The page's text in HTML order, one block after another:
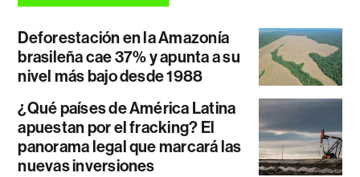
Deforestación en la Amazonía
brasileña cae 37% y apunta a su
nivel más bajo desde 1988
¿Qué países de América Latina
apuestan por el fracking? El
panorama legal que marcará las
nuevas inversiones